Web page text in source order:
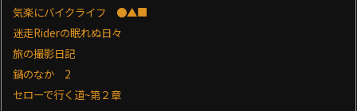
気楽にバイクライフ ●▲■
迷走Riderの眠れぬ日々
旅の撮影日記
鍋のなか 2
セローで行く道~第２章